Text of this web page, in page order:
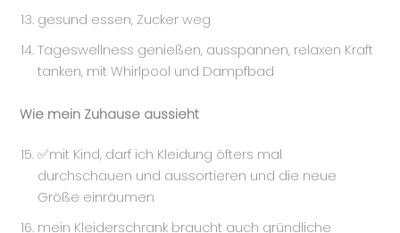
gesund essen, Zucker weg
Tageswellness genießen, ausspannen, relaxen Kraft
tanken, mit Whirlpool und Dampfbad
Wie mein Zuhause aussieht
✅mit Kind, darf ich Kleidung öfters mal
durchschauen und aussortieren und die neue
Größe einräumen
mein Kleiderschrank braucht auch gründliche